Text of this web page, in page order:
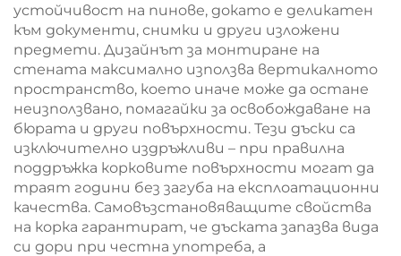
устойчивост на пинове, докато е деликатен
към документи, снимки и други изложени
предмети. Дизайнът за монтиране на
стената максимално използва вертикалното
пространство, което иначе може да остане
неизползвано, помагайки за освобождаване на
бюрата и други повърхности. Тези дъски са
изключително издръжливи – при правилна
поддръжка корковите повърхности могат да
траят години без загуба на експлоатационни
качества. Самовъзстановяващите свойства
на корка гарантират, че дъската запазва вида
си дори при честна употреба, а